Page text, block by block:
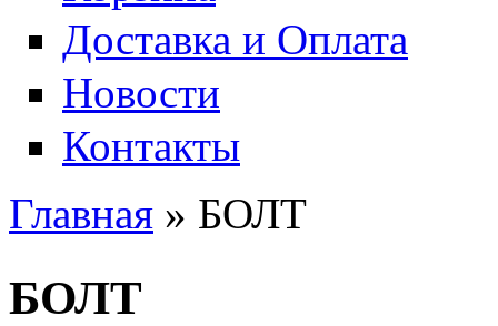
Доставка и Оплата
Новости
Контакты
Вы здесь
Главная » БОЛТ
БОЛТ